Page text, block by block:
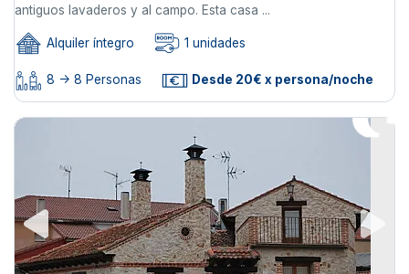
antiguos lavaderos y al campo. Esta casa ...
Alquiler íntegro 1 unidades
8 -> 8 Personas Desde 20€ x persona/noche